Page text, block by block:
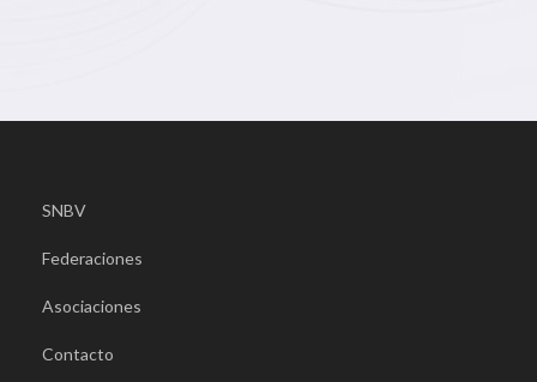
SNBV
Federaciones
Asociaciones
Contacto